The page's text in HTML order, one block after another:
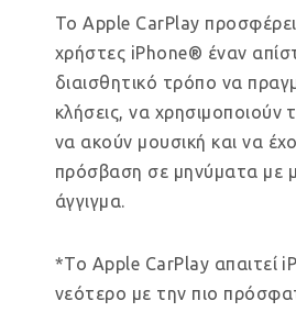
Το Apple CarPlay
χρήστες iPhone® έναν
διαισθητικό τρόπο να
κλήσεις, να χρησιμοποιούν
να ακούν μουσική και να
πρόσβαση σε μηνύματα με
άγγιγμα.
*Το Apple CarPlay απαιτεί
νεότερο με την πιο